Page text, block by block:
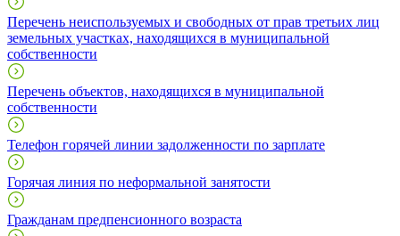
Перечень неиспользуемых и свободных от прав третьих лиц
земельных участках, находящихся в муниципальной
собственности
Перечень объектов, находящихся в муниципальной
собственности
Телефон горячей линии задолженности по зарплате
Горячая линия по неформальной занятости
Гражданам предпенсионного возраста